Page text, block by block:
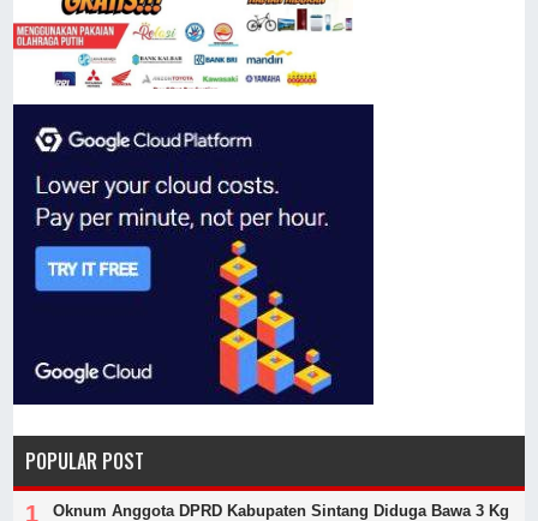
POPULAR POST
Oknum Anggota DPRD Kabupaten Sintang Diduga Bawa 3 Kg